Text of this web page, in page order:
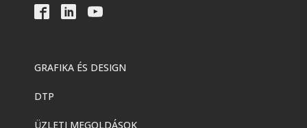
GRAFIKA ÉS DESIGN
DTP
ÜZLETI MEGOLDÁSOK